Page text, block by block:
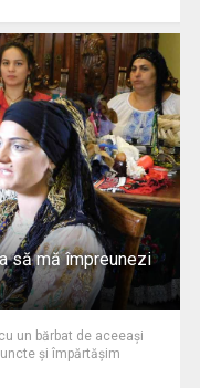
să mă împreunezi
un bărbat de aceeași
și împărtășim